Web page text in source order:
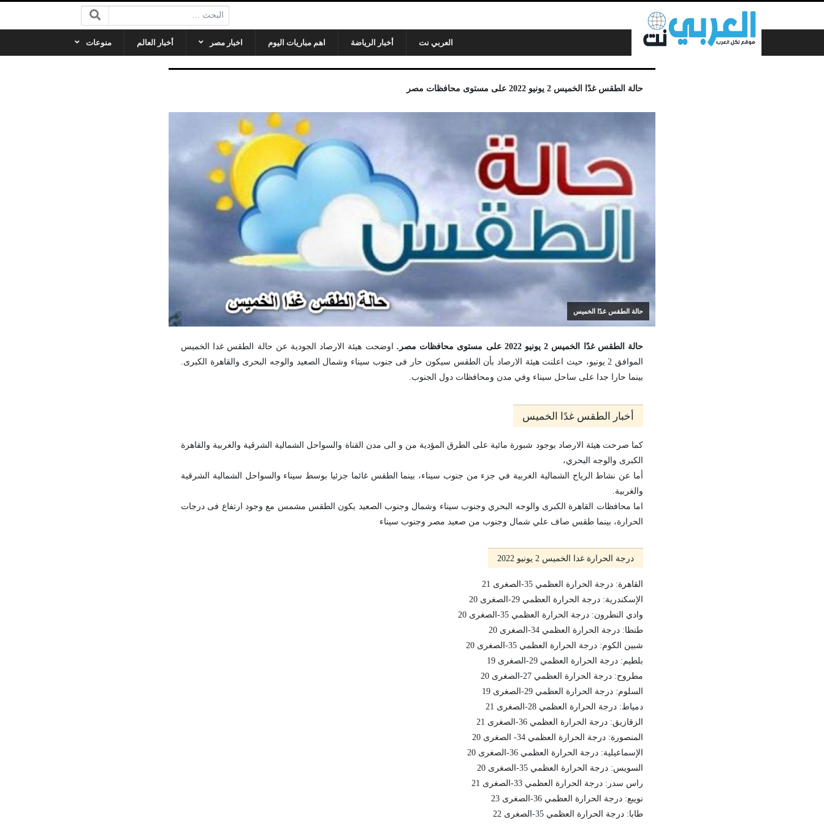
البحث:
العربي نت أخبار الرياضة اهم مباريات اليوم اخبار مصر أخبار العالم منوعات
حالة الطقس غدًا الخميس 2 يونيو 2022 على مستوى محافظات مصر
حالة الطقس غدًا الخميس
حالة الطقس غدًا الخميس 2 يونيو 2022 على مستوى محافظات مصر.
اوضحت هيئة الارصاد الجودية عن حالة الطقس غدا الخميس
الموافق 2 يونيو، حيث اعلنت هيئة الارصاد بأن الطقس سيكون حار فى جنوب سيناء وشمال الصعيد والوجه البحرى والقاهرة الكبرى.
بينما حارا جدا على ساحل سيناء وفي مدن ومحافظات دول الجنوب.
أخبار الطقس غدًا الخميس
كما صرحت هيئة الارصاد بوجود شبورة مائية على الطرق المؤدية من و الى مدن القناة والسواحل الشمالية الشرقية والغربية والقاهرة
الكبرى والوجه البحري،
أما عن نشاط الرياح الشمالية الغربية في جزء من جنوب سيناء، بينما الطقس غائما جزئيا بوسط سيناء والسواحل الشمالية الشرقية
والغربية.
اما محافظات القاهرة الكبرى والوجه البحري وجنوب سيناء وشمال وجنوب الصعيد يكون الطقس مشمس مع وجود ارتفاع فى درجات
الحرارة، بينما طقس صاف علي شمال وجنوب من صعيد مصر وجنوب سيناء
درجة الحرارة غدا الخميس 2 يونيو 2022
القاهرة: درجة الحرارة العظمي 35-الصغرى 21
الإسكندرية: درجة الحرارة العظمي 29-الصغرى 20
وادي النطرون: درجة الحرارة العظمي 35-الصغرى 20
طنطا: درجة الحرارة العظمي 34-الصغرى 20
شبين الكوم: درجة الحرارة العظمي 35-الصغرى 20
بلطيم: درجة الحرارة العظمي 29-الصغرى 19
مطروح: درجة الحرارة العظمي 27-الصغرى 20
السلوم: درجة الحرارة العظمي 29-الصغرى 19
دمياط: درجة الحرارة العظمي 28-الصغرى 21
الزقازيق: درجة الحرارة العظمي 36-الصغرى 21
المنصورة: درجة الحرارة العظمي 34- الصغرى 20
الإسماعيلية: درجة الحرارة العظمي 36-الصغرى 20
السويس: درجة الحرارة العظمي 35-الصغرى 20
راس سدر: درجة الحرارة العظمي 33-الصغرى 21
نويبع: درجة الحرارة العظمي 36-الصغرى 23
طابا: درجة الحرارة العظمي 35-الصغرى 22